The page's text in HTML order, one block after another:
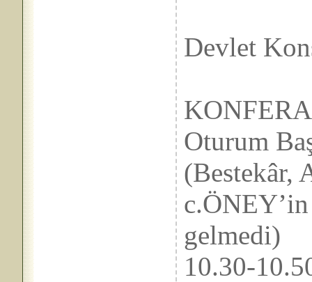
Devlet
Oturum
(Bestekâr,
c.ÖNEY’in
gelmedi)
10.30-